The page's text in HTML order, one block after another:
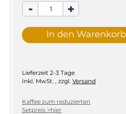
- +
In den Warenkorb
Lieferzeit 2-3 Tage
Inkl. MwSt. , zzgl. Versand
Kaffee zum reduzierten
Setpreis >hier